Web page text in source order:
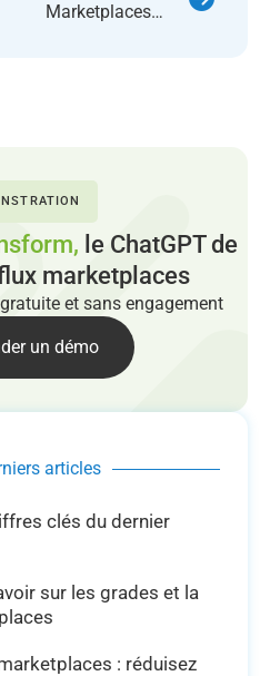
Marketplaces à l’International : FNAC Belgique, Espagne et Portugal
le ChatGPT de
marketplaces
et sans engagement
un démo
articles
clés du dernier
sur les grades et la
: réduisez